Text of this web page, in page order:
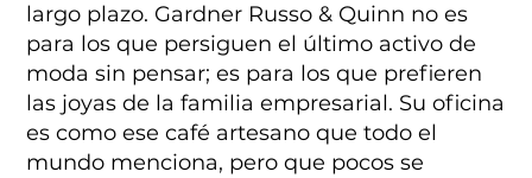
largo plazo. Gardner Russo & Quinn no es
para los que persiguen el último activo de
moda sin pensar; es para los que prefieren
las joyas de la familia empresarial. Su oficina
es como ese café artesano que todo el
mundo menciona, pero que pocos se